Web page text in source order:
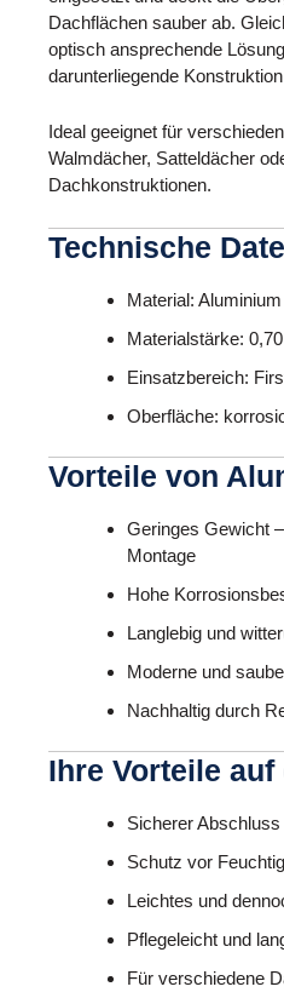
Dachflächen sauber ab.
optisch ansprechende
darunterliegende
Ideal geeignet für
Walmdächer, Satteldächer
Dachkonstruktionen.
Technische
Material: Aluminium
Materialstärke:
Einsatzbereich:
Oberfläche:
Vorteile von
Geringes Gewicht
Montage
Hohe
Langlebig und
Moderne und
Nachhaltig durch
Ihre Vorteile
Sicherer
Schutz vor
Leichtes und
Pflegeleicht und
Für verschiedene